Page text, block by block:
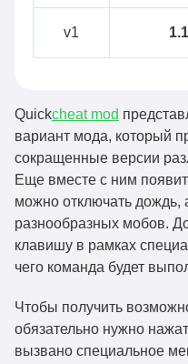
v1
Quickcheat mod
вариант мода, который
сокращенные версии
Еще вместе с ним
можно отключать дождь,
разнообразных мобов.
клавишу в рамках
чего команда будет
Чтобы получить
обязательно нужно
вызвано специальное